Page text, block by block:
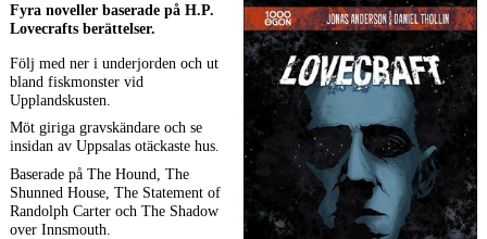
Fyra noveller baserade på H.P.
Lovecrafts berättelser.
Följ med ner i underjorden och ut
bland fiskmonster vid
Upplandskusten.
Möt giriga gravskändare och se
insidan av Uppsalas otäckaste hus.
Baserade på The Hound, The
Shunned House, The Statement of
Randolph Carter och The Shadow
over Innsmouth.